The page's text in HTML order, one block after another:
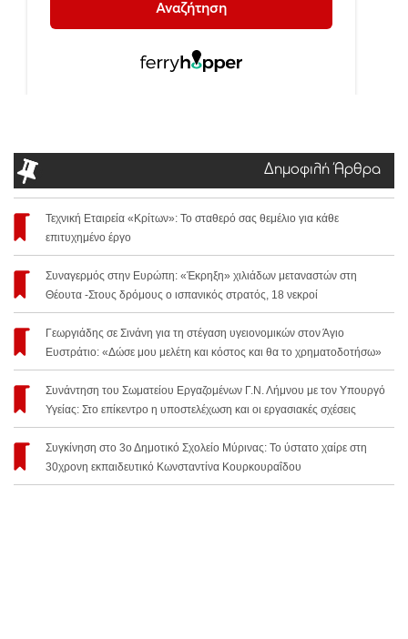
Δημοφιλή Άρθρα
Τεχνική Εταιρεία «Κρίτων»: Το σταθερό σας θεμέλιο για κάθε
επιτυχημένο έργο
Συναγερμός στην Ευρώπη: «Έκρηξη» χιλιάδων μεταναστών στη
Θέουτα -Στους δρόμους ο ισπανικός στρατός, 18 νεκροί
Γεωργιάδης σε Σινάνη για τη στέγαση υγειονομικών στον Άγιο
Ευστράτιο: «Δώσε μου μελέτη και κόστος και θα το χρηματοδοτήσω»
Συνάντηση του Σωματείου Εργαζομένων Γ.Ν. Λήμνου με τον Υπουργό
Υγείας: Στο επίκεντρο η υποστελέχωση και οι εργασιακές σχέσεις
Συγκίνηση στο 3ο Δημοτικό Σχολείο Μύρινας: Το ύστατο χαίρε στη
30χρονη εκπαιδευτικό Κωνσταντίνα Κουρκουραΐδου